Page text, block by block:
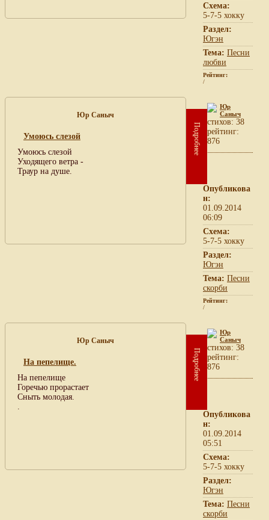
Схема:
5-7-5 хокку
Раздел:
Югэн
Тема: Песни
любви
Рейтинг:
/
Юр Саныч
Умоюсь слезой
Умоюсь слезой
Уходящего ветра -
Траур на душе.
Подробнее
Юр
Саныч
cтихов: 38
рейтинг:
876
Опубликова
н:
01.09.2014
06:09
Схема:
5-7-5 хокку
Раздел:
Югэн
Тема: Песни
скорби
Рейтинг:
/
Юр Саныч
На пепелище.
На пепелище
Горечью прорастает
Сныть молодая.
Подробнее
Юр
Саныч
cтихов: 38
рейтинг:
876
Опубликова
н:
01.09.2014
05:51
Схема:
5-7-5 хокку
Раздел:
Югэн
Тема: Песни
скорби